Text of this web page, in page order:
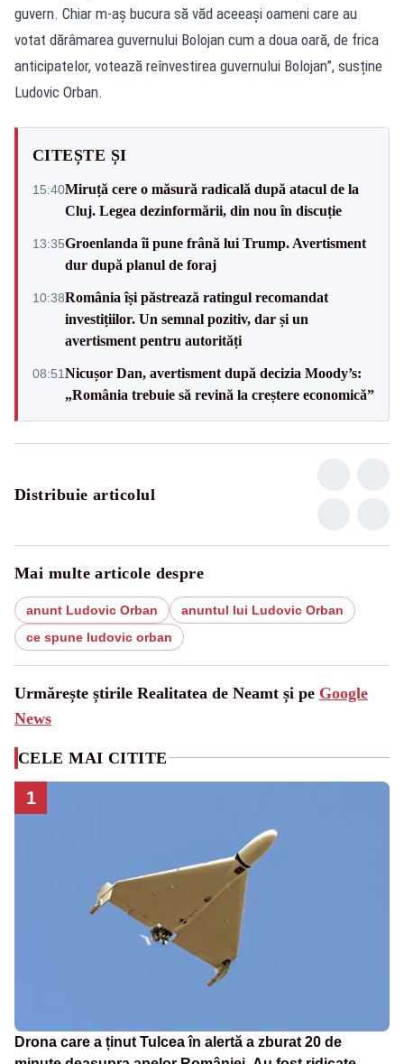
guvern. Chiar m-aș bucura să văd aceeași oameni care au
votat dărâmarea guvernului Bolojan cum a doua oară, de frica
anticipatelor, votează reînvestirea guvernului Bolojan”, susține
Ludovic Orban.
CITEȘTE ȘI
15:40Miruță cere o măsură radicală după atacul de la
Cluj. Legea dezinformării, din nou în discuție
13:35Groenlanda îi pune frână lui Trump. Avertisment
dur după planul de foraj
10:38România își păstrează ratingul recomandat
investițiilor. Un semnal pozitiv, dar și un
avertisment pentru autorități
08:51Nicușor Dan, avertisment după decizia Moody’s:
„România trebuie să revină la creștere economică”
Distribuie articolul
Mai multe articole despre
anunt Ludovic Orban
anuntul lui Ludovic Orban
ce spune ludovic orban
Urmărește știrile Realitatea de Neamt și pe Google
News
CELE MAI CITITE
1
Drona care a ținut Tulcea în alertă a zburat 20 de